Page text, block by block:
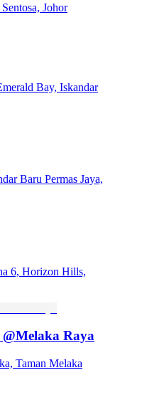
Johor
Bay, Iskandar
Baru Permas Jaya,
6, Horizon Hills,
Raya
Taman Melaka